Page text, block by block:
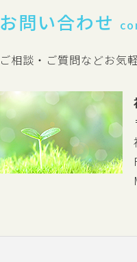
お問い合わせ
ご相談・ご質問などお気